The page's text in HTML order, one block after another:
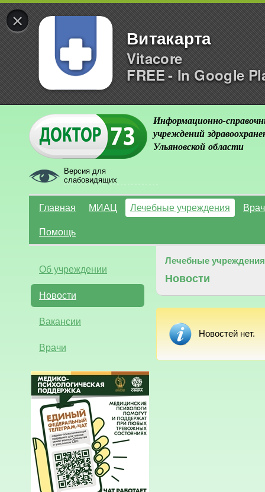
×
Витакарта
Vitacore
FREE - In Google
Версия для
слабовидящих
Информационно-
учреждений
Ульяновской области
Главная МИАЦ Лечебные учреждения
Помощь
Об учреждении
Новости
Вакансии
Врачи
Лечебные учреждения
Новости
Новостей нет.